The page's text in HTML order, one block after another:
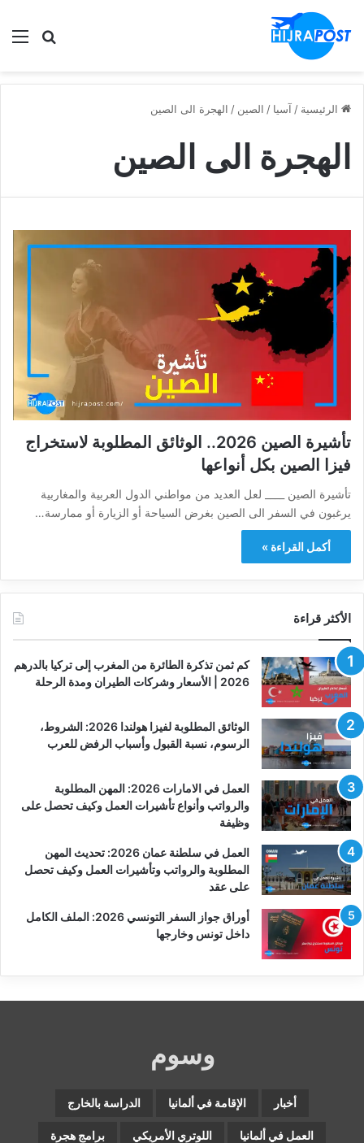
ابحث
الرئيسية / آسيا / الصين / الهجرة الى الصين
الهجرة الى الصين
تأشيرة الصين 2026.. الوثائق المطلوبة لاستخراج
فيزا الصين بكل أنواعها
تأشيرة الصين ____ لعل العديد من مواطني الدول العربية والمغاربية
يرغبون في السفر الى الصين بغرض السياحة أو الزيارة أو ممارسة…
أكمل القراءة »
الأكثر قراءة
كم ثمن تذكرة الطائرة من المغرب إلى تركيا بالدرهم
2026 | الأسعار وشركات الطيران ومدة الرحلة
الوثائق المطلوبة لفيزا هولندا 2026: الشروط،
الرسوم، نسبة القبول وأسباب الرفض للعرب
العمل في الامارات 2026: المهن المطلوبة
والرواتب وأنواع تأشيرات العمل وكيف تحصل على
وظيفة
العمل في سلطنة عمان 2026: تحديث المهن
المطلوبة والرواتب وتأشيرات العمل وكيف تحصل
على عقد
أوراق جواز السفر التونسي 2026: الملف الكامل
داخل تونس وخارجها
وسوم
أخبار الإقامة في ألمانيا الدراسة بالخارج
العمل في ألمانيا اللوتري الأمريكي برامج هجرة